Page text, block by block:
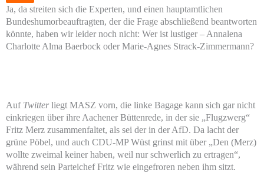
Ja, da streiten sich die Experten, und einen hauptamtlichen
Bundeshumorbeauftragten, der die Frage abschließend beantworten
könnte, haben wir leider noch nicht: Wer ist lustiger – Annalena
Charlotte Alma Baerbock oder Marie-Agnes Strack-Zimmermann?
Auf Twitterliegt MASZ vorn, die linke Bagage kann sich gar nicht
einkriegen über ihre Aachener Büttenrede, in der sie „Flugzwerg“
Fritz Merz zusammenfaltet, als sei der in der AfD. Da lacht der
grüne Pöbel, und auch CDU-MP Wüst grinst mit über „Den (Merz)
wollte zweimal keiner haben, weil nur schwerlich zu ertragen“,
während sein Parteichef Fritz wie eingefroren neben ihm sitzt.